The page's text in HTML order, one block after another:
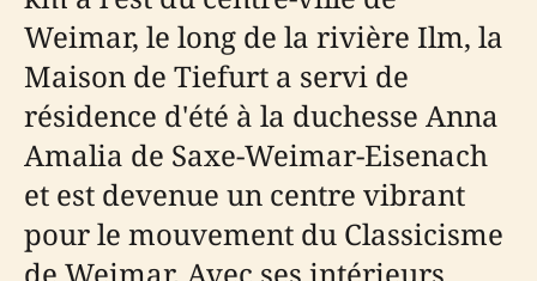
Weimar, le long de la rivière Ilm, la
Maison de Tiefurt a servi de
résidence d'été à la duchesse Anna
Amalia de Saxe-Weimar-Eisenach
et est devenue un centre vibrant
pour le mouvement du Classicisme